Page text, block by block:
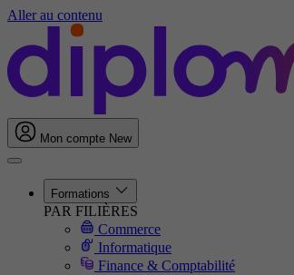
Aller au contenu
Mon compte New
Formations
PAR FILIÈRES
Commerce
Informatique
Finance & Comptabilité